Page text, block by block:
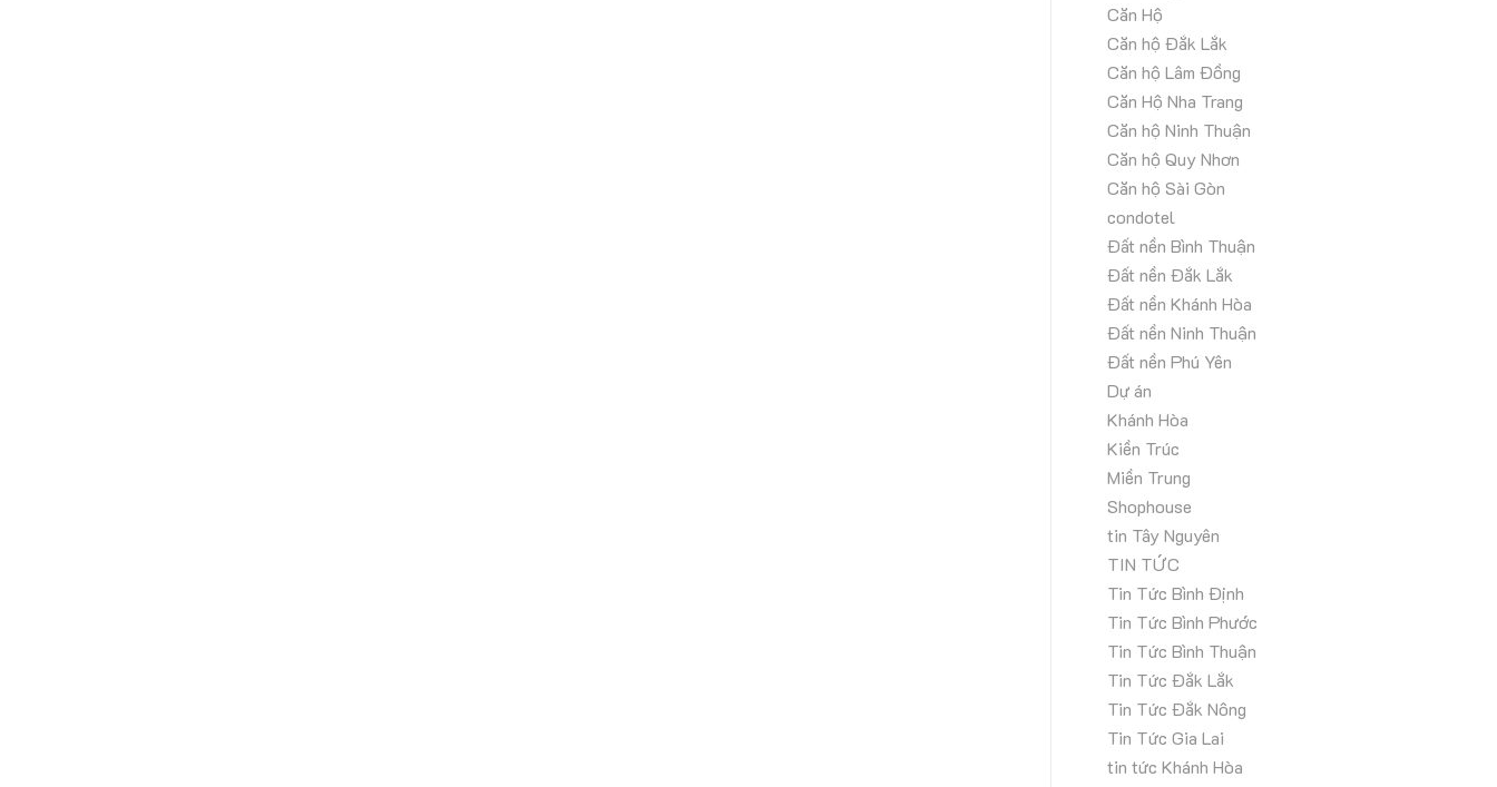
Căn Hộ
Căn hộ Đắk Lắk
Căn hộ Lâm Đồng
Căn Hộ Nha Trang
Căn hộ Ninh Thuận
Căn hộ Quy Nhơn
Căn hộ Sài Gòn
condotel
Đất nền Bình Thuận
Đất nền Đắk Lắk
Đất nền Khánh Hòa
Đất nền Ninh Thuận
Đất nền Phú Yên
Dự án
Khánh Hòa
Kiền Trúc
Miền Trung
Shophouse
tin Tây Nguyên
TIN TỨC
Tin Tức Bình Định
Tin Tức Bình Phước
Tin Tức Bình Thuận
Tin Tức Đắk Lắk
Tin Tức Đắk Nông
Tin Tức Gia Lai
tin tức Khánh Hòa